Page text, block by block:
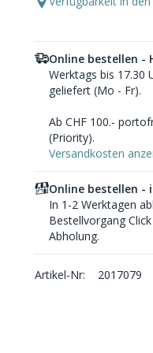
Online bestellen -
Werktags bis 17.30
geliefert (Mo - Fr).
Ab CHF 100.-
(Priority).
Versandkosten
Online bestellen -
In 1-2 Werktagen
Bestellvorgang
Abholung.
Artikel-Nr: 2017079